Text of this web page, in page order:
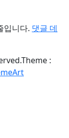
입니다. 댓글 데
Theme :